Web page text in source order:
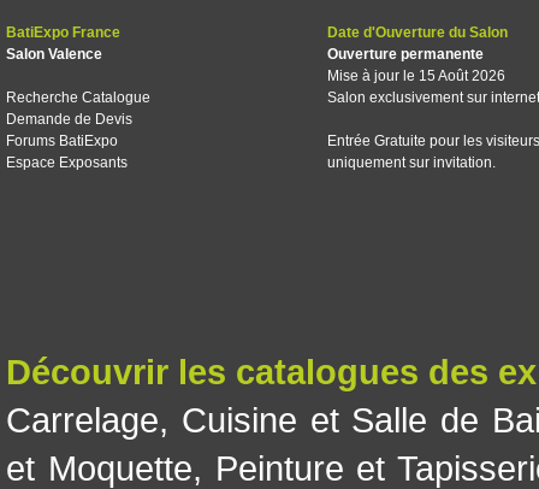
BatiExpo France
Salon Valence
Recherche Catalogue
Demande de Devis
Forums BatiExpo
Espace Exposants
Date d'Ouverture du Salon
Ouverture permanente
Mise à jour le 15 Août 2026
Salon exclusivement sur internet
Entrée Gratuite pour les visiteurs
uniquement sur invitation.
Découvrir les catalogues des
Carrelage, Cuisine et Salle de
et Moquette, Peinture et